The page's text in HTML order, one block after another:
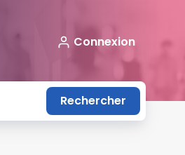
Connexion
Rechercher